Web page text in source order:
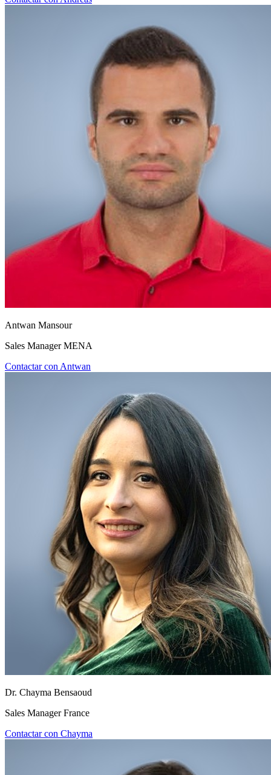
Antwan Mansour
Sales Manager MENA
Contactar con Antwan
Dr. Chayma Bensaoud
Sales Manager France
Contactar con Chayma